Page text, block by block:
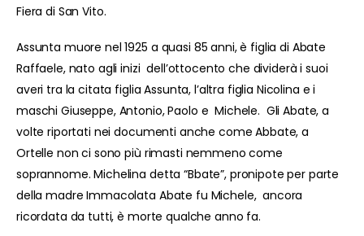
Fiera di San Vito.
Assunta muore nel 1925 a quasi 85 anni, è figlia di Abate
Raffaele, nato agli inizi dell’ottocento che dividerà i suoi
averi tra la citata figlia Assunta, l’altra figlia Nicolina e i
maschi Giuseppe, Antonio, Paolo e Michele. Gli Abate, a
volte riportati nei documenti anche come Abbate, a
Ortelle non ci sono più rimasti nemmeno come
soprannome. Michelina detta “Bbate”, pronipote per parte
della madre Immacolata Abate fu Michele, ancora
ricordata da tutti, è morte qualche anno fa.